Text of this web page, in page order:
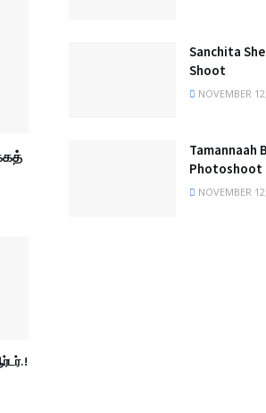
Sanchita
Shoot
NOVEMBER
Tamannaah
Photoshoot
NOVEMBER